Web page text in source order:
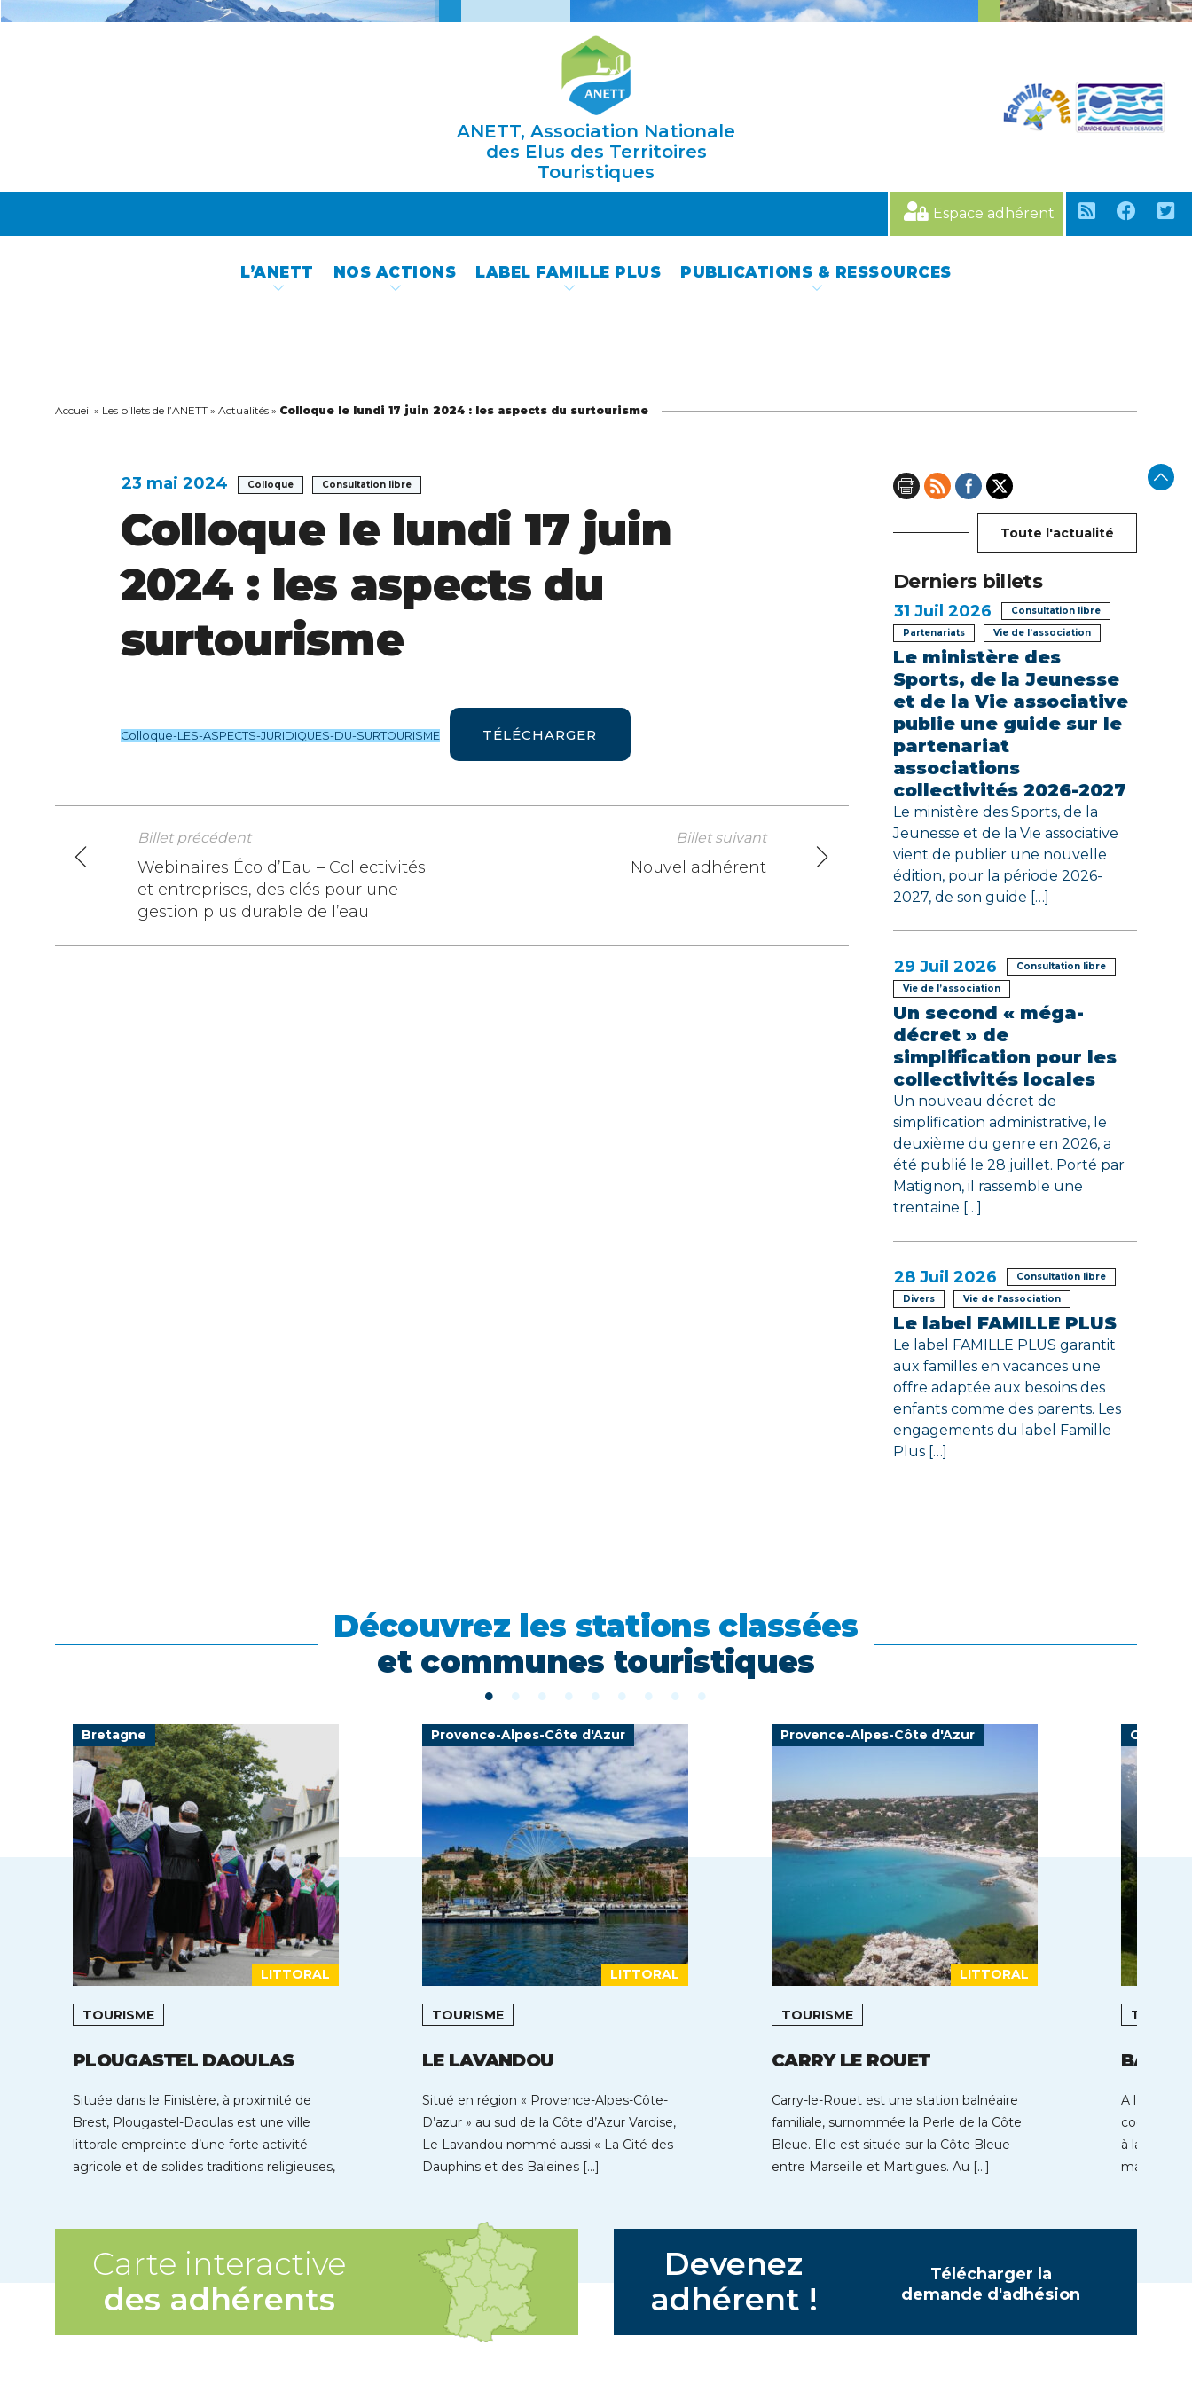
ANETT, Association Nationale
des Elus des Territoires
Touristiques
Espace adhérent
L’ANETT NOS ACTIONS LABEL FAMILLE PLUS PUBLICATIONS & RESSOURCES
Accueil » Les billets de l’ANETT » Actualités » Colloque le lundi 17 juin 2024 : les aspects du surtourisme
23 mai 2024 Colloque Consultation libre
Colloque le lundi 17 juin
2024 : les aspects du
surtourisme
Colloque-LES-ASPECTS-JURIDIQUES-DU-SURTOURISME TÉLÉCHARGER
Navigation
l’article
Billet précédent
Webinaires Éco d’Eau – Collectivités
et entreprises, des clés pour une
gestion plus durable de l’eau
Billet suivant
Nouvel adhérent
Toute l'actualité
Derniers billets
31 Juil 2026
Consultation libre
Partenariats
Vie de l’association
Le ministère des
Sports, de la Jeunesse
et de la Vie associative
publie une guide sur le
partenariat
associations
collectivités 2026-2027
Le ministère des Sports, de la
Jeunesse et de la Vie associative
vient de publier une nouvelle
édition, pour la période 2026-
2027, de son guide […]
29 Juil 2026
Consultation libre
Vie de l’association
Un second « méga-
décret » de
simplification pour les
collectivités locales
Un nouveau décret de
simplification administrative, le
deuxième du genre en 2026, a
été publié le 28 juillet. Porté par
Matignon, il rassemble une
trentaine […]
28 Juil 2026
Consultation libre
Divers
Vie de l’association
Le label FAMILLE PLUS
Le label FAMILLE PLUS garantit
aux familles en vacances une
offre adaptée aux besoins des
enfants comme des parents. Les
engagements du label Famille
Plus […]
Découvrez les stations classées
et communes touristiques
Bretagne
LITTORAL
TOURISME
PLOUGASTEL DAOULAS
Située dans le Finistère, à proximité de
Brest, Plougastel-Daoulas est une ville
littorale empreinte d’une forte activité
agricole et de solides traditions religieuses,
Provence-Alpes-Côte d'Azur
LITTORAL
TOURISME
LE LAVANDOU
Situé en région « Provence-Alpes-Côte-
D’azur » au sud de la Côte d’Azur Varoise,
Le Lavandou nommé aussi « La Cité des
Dauphins et des Baleines […]
Provence-Alpes-Côte d'Azur
LITTORAL
TOURISME
CARRY LE ROUET
Carry-le-Rouet est une station balnéaire
familiale, surnommée la Perle de la Côte
Bleue. Elle est située sur la Côte Bleue
entre Marseille et Martigues. Au […]
A
coeur des
à la
Carte interactive
des adhérents
Devenez
adhérent !
Télécharger la
demande d'adhésion